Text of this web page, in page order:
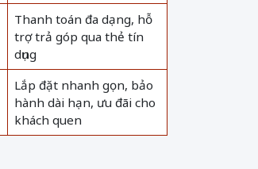
Thanh toán đa dạng, hỗ
trợ trả góp qua thẻ tín
dụng
Lắp đặt nhanh gọn, bảo
hành dài hạn, ưu đãi cho
khách quen